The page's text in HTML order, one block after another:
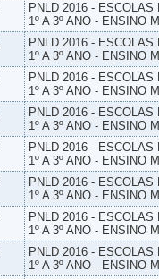
PNLD 2016 -
1º A 3º ANO - ENSINO
PNLD 2016 -
1º A 3º ANO - ENSINO
PNLD 2016 -
1º A 3º ANO - ENSINO
PNLD 2016 -
1º A 3º ANO - ENSINO
PNLD 2016 -
1º A 3º ANO - ENSINO
PNLD 2016 -
1º A 3º ANO - ENSINO
PNLD 2016 -
1º A 3º ANO - ENSINO
PNLD 2016 -
1º A 3º ANO - ENSINO